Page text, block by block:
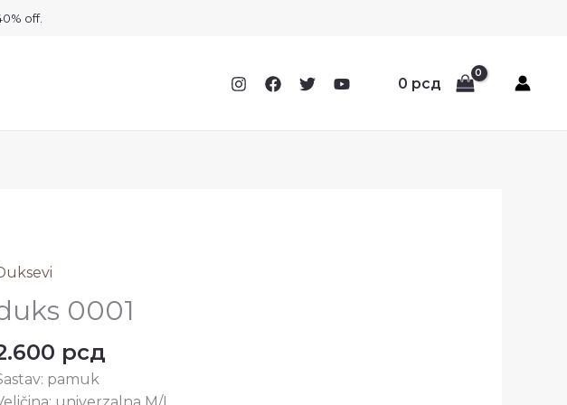
off.
0 рсд
0001
рсд
pamuk
0001